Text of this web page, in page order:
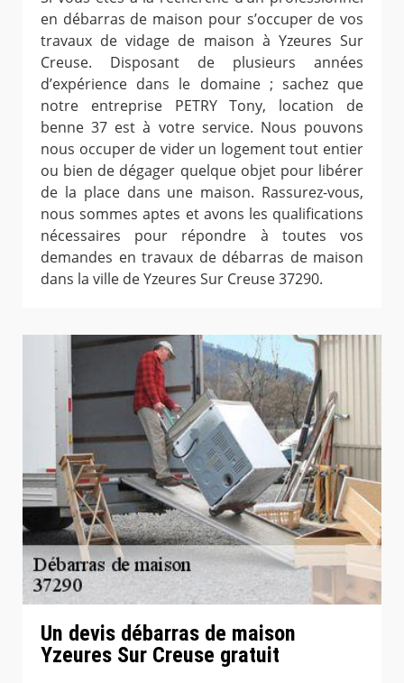
en débarras de maison pour s’occuper de vos
travaux de vidage de maison à Yzeures Sur
Creuse. Disposant de plusieurs années
d’expérience dans le domaine ; sachez que
notre entreprise PETRY Tony, location de
benne 37 est à votre service. Nous pouvons
nous occuper de vider un logement tout entier
ou bien de dégager quelque objet pour libérer
de la place dans une maison. Rassurez-vous,
nous sommes aptes et avons les qualifications
nécessaires pour répondre à toutes vos
demandes en travaux de débarras de maison
dans la ville de Yzeures Sur Creuse 37290.
Un devis débarras de maison
Yzeures Sur Creuse gratuit